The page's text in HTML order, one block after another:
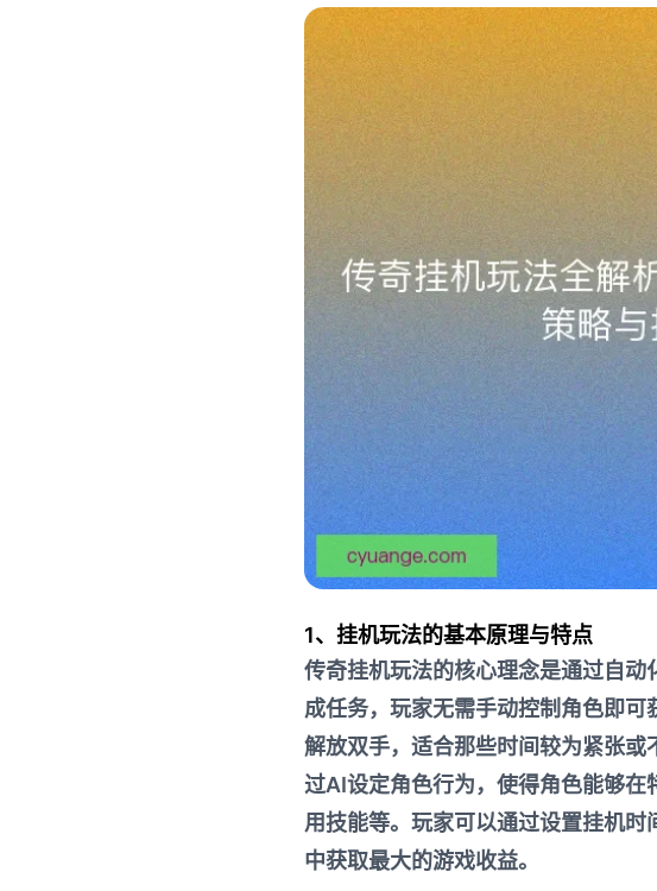
1、挂机玩法的基本原理与特点
传奇挂机玩法的核心理念是通过自
成任务，玩家无需手动控制角色即
解放双手，适合那些时间较为紧张
过AI设定角色行为，使得角色能够
用技能等。玩家可以通过设置挂机
中获取最大的游戏收益。